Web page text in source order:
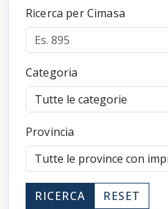
Ricerca per Cimasa
Categoria
Provincia
RICERCA
RESET